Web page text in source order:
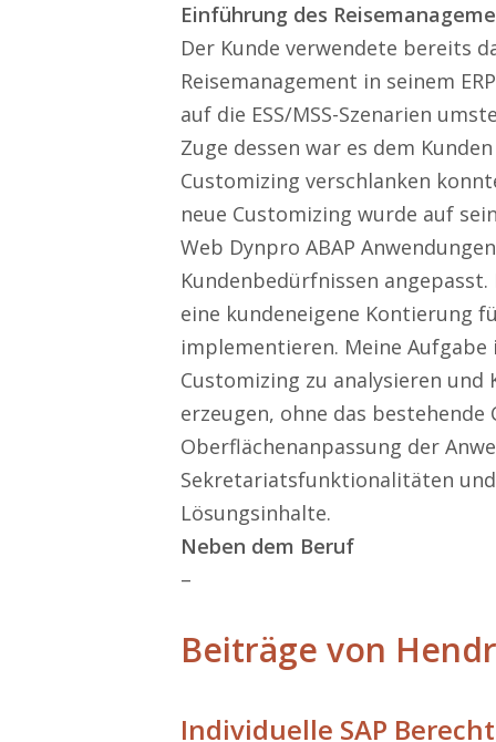
Einführung des
Der Kunde verwendete bereits
Reisemanagement in seinem
auf die ESS/MSS-Szenarien
Zuge dessen war es dem
Customizing verschlanken
neue Customizing wurde auf
Web Dynpro ABAP
Kundenbedürfnissen
eine kundeneigene Kontierung
implementieren. Meine
Customizing zu analysieren
erzeugen, ohne das bestehende
Oberflächenanpassung der
Sekretariatsfunktionalitäten
Lösungsinhalte.
Neben dem Beruf
–
Beiträge von
Individuelle SAP